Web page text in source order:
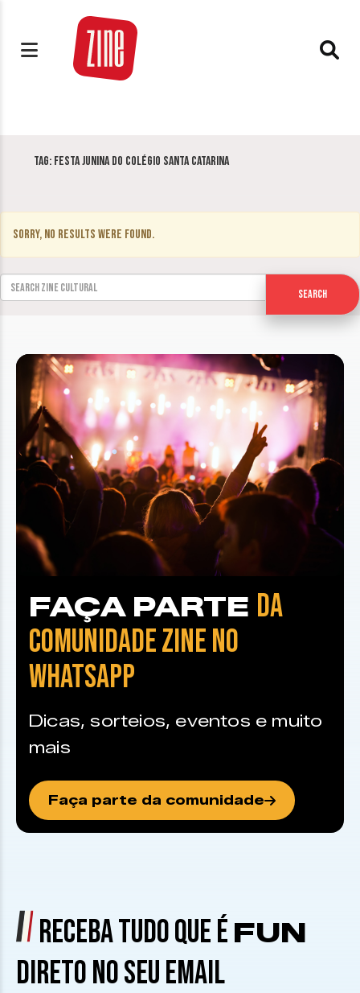
Tag: Festa Junina do Colégio Santa Catarina
Sorry, no results were found.
Search for:
Search
FAÇA PARTE DA
COMUNIDADE ZINE NO
WHATSAPP
Dicas, sorteios, eventos e muito
mais
Faça parte da comunidade
RECEBA TUDO QUE É FUN
DIRETO NO SEU EMAIL